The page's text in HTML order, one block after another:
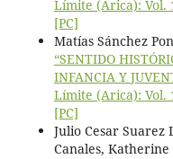
Límite (Arica): Vol.
[PC]
Matías Sánchez
“SENTIDO
INFANCIA Y
Límite (Arica): Vol.
[PC]
Julio Cesar Suarez
Canales,